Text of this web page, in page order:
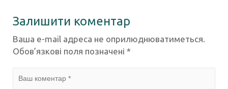
Залишити коментар
Ваша e-mail адреса не оприлюднюватиметься.
Обов’язкові поля позначені *